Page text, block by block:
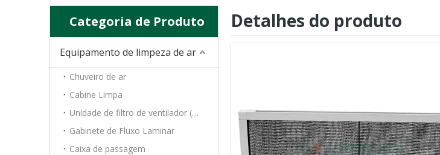
Categoria de Produto
Equipamento de limpeza de ar
Chuveiro de ar
Cabine Limpa
Unidade de filtro de ventilador (FFU)
Gabinete de Fluxo Laminar
Caixa de passagem
Detalhes do produto